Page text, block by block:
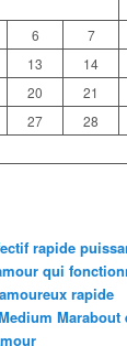
6 7
13 14
20 21
27 28
rapide
qui
rapide